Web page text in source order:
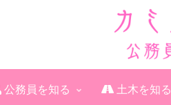
‪︎‬‪︎公務員を知る 土木を知る